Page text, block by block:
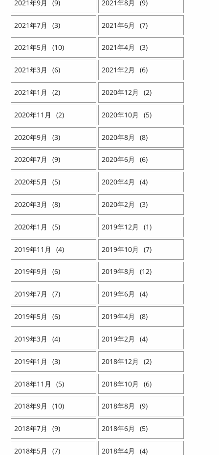
2021 9 9 2021 8 9
2021 7 3 2021 6 7
2021 5 10 2021 4 3
2021 3 6 2021 2 6
2021 1 2 2020 12 2
2020 11 2 2020 10 5
2020 9 3 2020 8 8
2020 7 9 2020 6 6
2020 5 5 2020 4 4
2020 3 8 2020 2 3
2020 1 5 2019 12 1
2019 11 4 2019 10 7
2019 9 6 2019 8 12
2019 7 7 2019 6 4
2019 5 6 2019 4 8
2019 3 4 2019 2 4
2019 1 3 2018 12 2
2018 11 5 2018 10 6
2018 9 10 2018 8 9
2018 7 9 2018 6 5
2018 5 7 2018 4 4